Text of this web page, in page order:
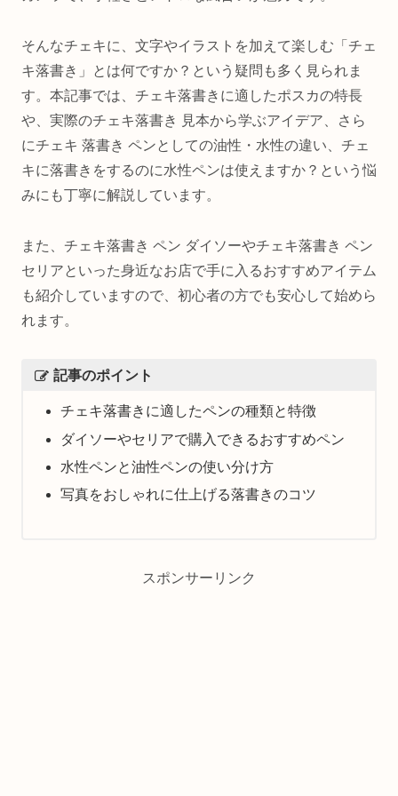
そんなチェキに、文字やイラストを加えて楽しむ「チェ
キ落書き」とは何ですか？という疑問も多く見られま
す。本記事では、チェキ落書きに適したポスカの特長
や、実際のチェキ落書き 見本から学ぶアイデア、さら
にチェキ 落書き ペンとしての油性・水性の違い、チェ
キに落書きをするのに水性ペンは使えますか？という悩
みにも丁寧に解説しています。
また、チェキ落書き ペン ダイソーやチェキ落書き ペン
セリアといった身近なお店で手に入るおすすめアイテム
も紹介していますので、初心者の方でも安心して始めら
れます。
記事のポイント
チェキ落書きに適したペンの種類と特徴
ダイソーやセリアで購入できるおすすめペン
水性ペンと油性ペンの使い分け方
写真をおしゃれに仕上げる落書きのコツ
スポンサーリンク